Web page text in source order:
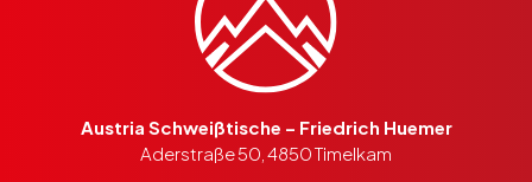
Austria Schweißtische – Friedrich Huemer
Aderstraße 50, 4850 Timelkam